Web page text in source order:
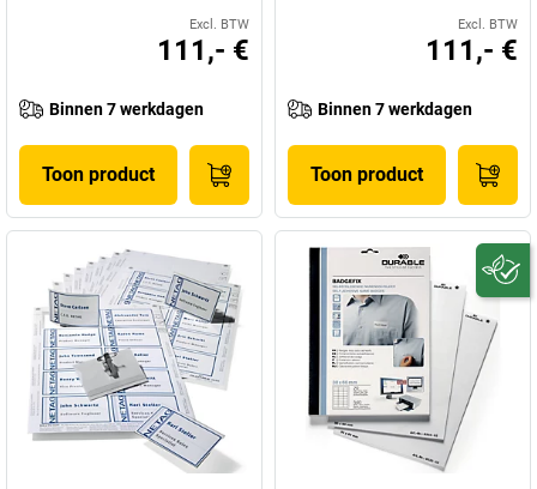
Excl. BTW
111,- €
Binnen 7 werkdagen
Toon product
Excl. BTW
111,- €
Binnen 7 werkdagen
Toon product